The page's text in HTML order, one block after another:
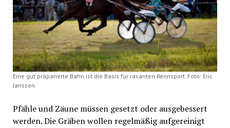
Eine gut präparierte Bahn ist die Basis für rasanten Rennsport. Foto: Eric
Janssen
Pfähle und Zäune müssen gesetzt oder ausgebessert
werden. Die Gräben wollen regelmäßig aufgereinigt